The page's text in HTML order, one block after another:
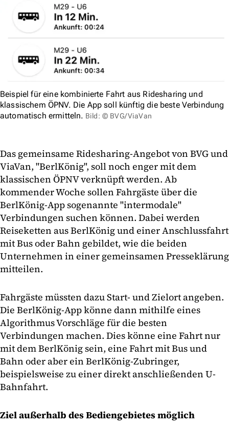
Beispiel für eine kombinierte Fahrt aus Ridesharing und
klassischem ÖPNV. Die App soll künftig die beste Verbindung
automatisch ermitteln. Bild: © BVG/ViaVan
Das gemeinsame Ridesharing-Angebot von BVG und
ViaVan, "BerlKönig", soll noch enger mit dem
klassischen ÖPNV verknüpft werden. Ab
kommender Woche sollen Fahrgäste über die
BerlKönig-App sogenannte "intermodale"
Verbindungen suchen können. Dabei werden
Reiseketten aus BerlKönig und einer Anschlussfahrt
mit Bus oder Bahn gebildet, wie die beiden
Unternehmen in einer gemeinsamen Presseklärung
mitteilen.
Fahrgäste müssten dazu Start- und Zielort angeben.
Die BerlKönig-App könne dann mithilfe eines
Algorithmus Vorschläge für die besten
Verbindungen machen. Dies könne eine Fahrt nur
mit dem BerlKönig sein, eine Fahrt mit Bus und
Bahn oder aber ein BerlKönig-Zubringer,
beispielsweise zu einer direkt anschließenden U-
Bahnfahrt.
Ziel außerhalb des Bediengebietes möglich